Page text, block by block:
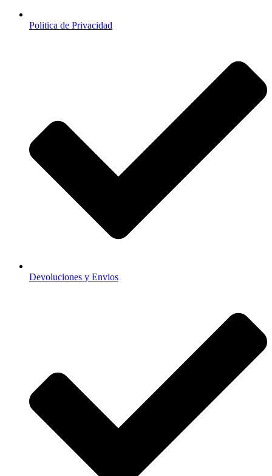
Politica de Privacidad
Devoluciones y Envios